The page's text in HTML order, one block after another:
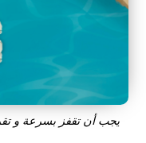
يجب أن تقفز بسرعة و